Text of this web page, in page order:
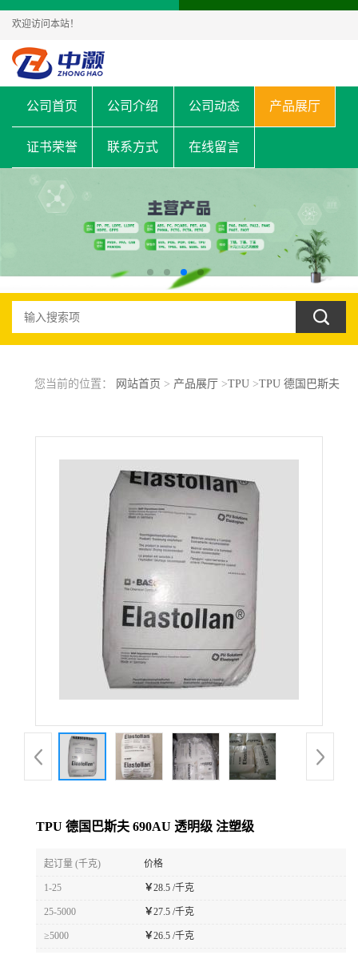
欢迎访问本站！
公司首页 公司介绍 公司动态 产品展厅
证书荣誉 联系方式 在线留言
您当前的位置： 网站首页 > 产品展厅>TPU>TPU 德国巴斯夫
TPU 德国巴斯夫 690AU 透明级 注塑级
起订量 (千克) 价格
1-25 ￥28.5 /千克
25-5000 ￥27.5 /千克
≥5000 ￥26.5 /千克